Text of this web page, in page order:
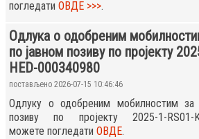
погледати ОВДЕ >>>.
Одлука о одобреним
по јавном позиву по пројекту
HED-000340980
постављено 2026-07-15 10:46:46
Одлуку о одобреним мобилностим за
позиву по пројекту 2025-1-RS01-
можете погледати ОВДЕ.